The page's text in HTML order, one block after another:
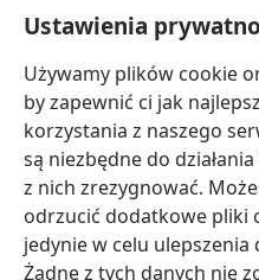
Ustawienia
Używamy plików cookie
by zapewnić ci jak
korzystania z naszego
są niezbędne do
z nich zrezygnować.
odrzucić dodatkowe pliki
jedynie w celu
Żadne z tych danych nie
są kwestią polityczną, a
politycznych (Jana 18:36).
nie podważają
dotyczących małżeństw
zachowań
Ale co, jeśli...?
Pomoc
Darowizny
(opens
new
window)BIBLIOTEKA
(opens
new
window)JW Hub®
(opens
new
window)JW Library ®